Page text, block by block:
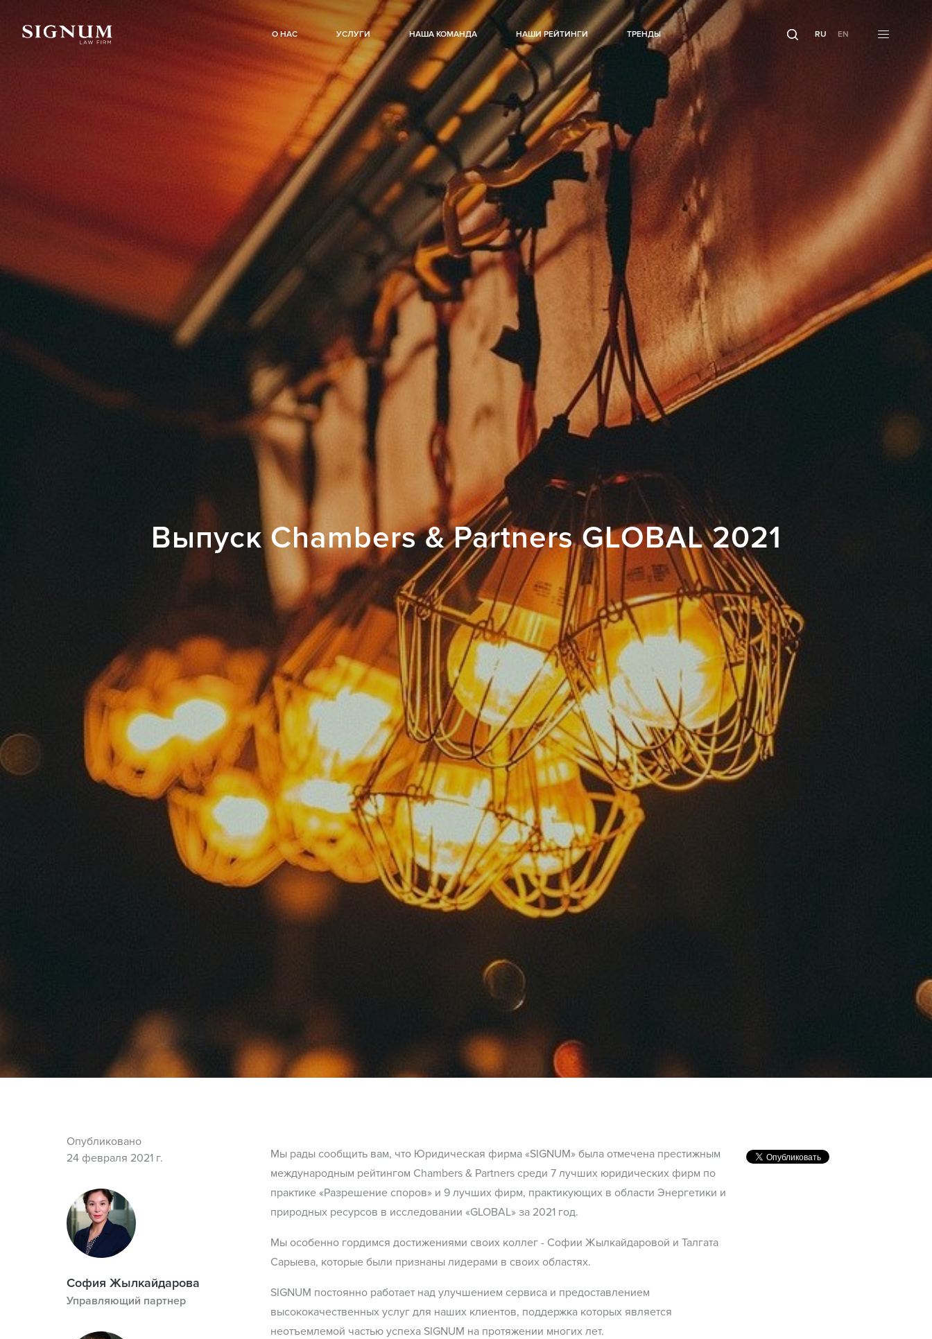
О НАС УСЛУГИ НАША КОМАНДА НАШИ РЕЙТИНГИ ТРЕНДЫ RU EN
Выпуск Chambers & Partners GLOBAL 2021
Опубликовано
24 февраля 2021 г.
София Жылкайдарова
Управляющий партнер
Мы рады сообщить вам, что Юридическая фирма «SIGNUM» была отмечена престижным
международным рейтингом Chambers & Partners среди 7 лучших юридических фирм по
практике «Разрешение споров» и 9 лучших фирм, практикующих в области Энергетики и
природных ресурсов в исследовании «GLOBAL» за 2021 год.
Мы особенно гордимся достижениями своих коллег - Софии Жылкайдаровой и Талгата
Сарыева, которые были признаны лидерами в своих областях.
SIGNUM постоянно работает над улучшением сервиса и предоставлением
высококачественных услуг для наших клиентов, поддержка которых является
неотъемлемой частью успеха SIGNUM на протяжении многих лет.